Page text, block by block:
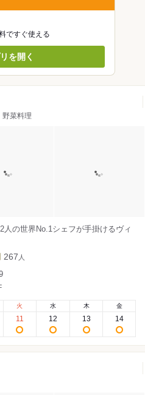
ですぐ使える
を開く
野菜料理
の世界No.1シェフが手掛けるヴィ
267 人
火
11
水
12
木
13
金
14